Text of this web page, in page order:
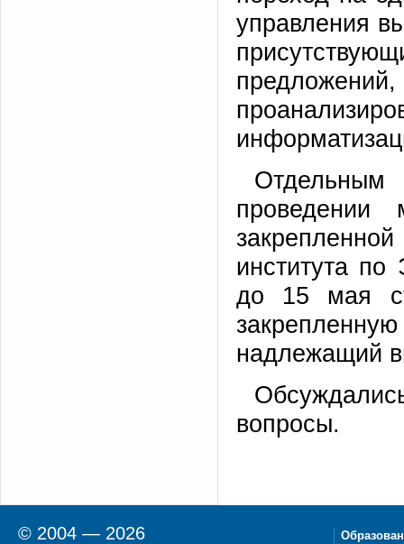
управления
проведении
института
до 15 мая
надлежащий
вопросы.
© 2004 — 2026